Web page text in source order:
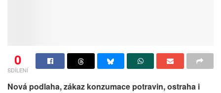
0
SDÍLENÍ
Nová podlaha, zákaz konzumace potravin, ostraha i